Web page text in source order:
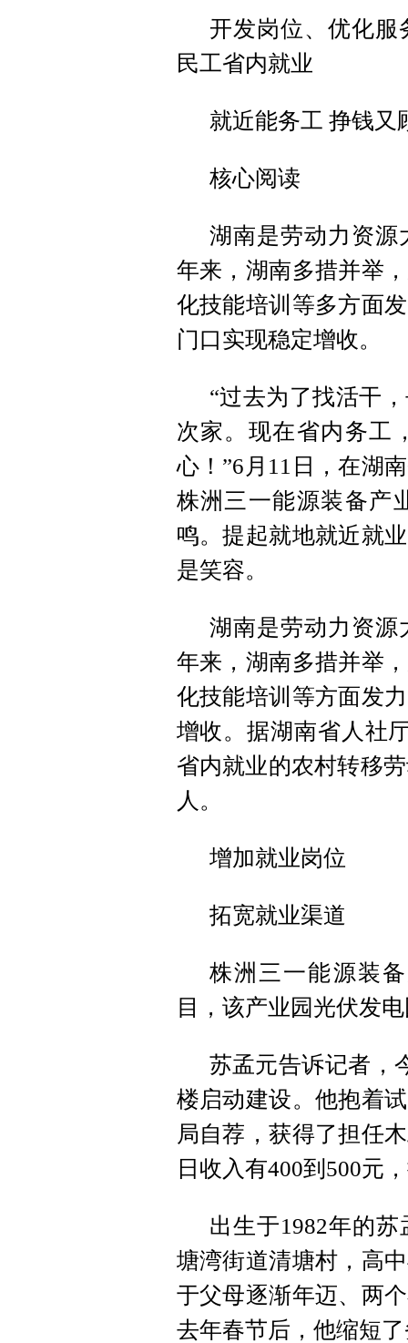
开发岗位、优化
民工省内就业
就近能务工 挣钱又
核心阅读
湖南是劳动力资源
年来，湖南多措并举
化技能培训等多方面
门口实现稳定增收。
“过去为了找活干
次家。现在省内务工
心！”6月11日，在湖
株洲三一能源装备产
鸣。提起就地就近就
是笑容。
湖南是劳动力资源
年来，湖南多措并举
化技能培训等方面发
增收。据湖南省人社
省内就业的农村转移
人。
增加就业岗位
拓宽就业渠道
株洲三一能源装
目，该产业园光伏发
苏孟元告诉记者，
楼启动建设。他抱着
局自荐，获得了担任
日收入有400到500元
出生于1982年的
塘湾街道清塘村，高
于父母逐渐年迈、两
去年春节后，他缩短